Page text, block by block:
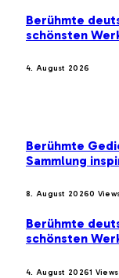
Berühmte
schönsten
4. August 2026
Berühmte
Sammlung
8. August 20260
Berühmte
schönsten
4. August 20261 Views